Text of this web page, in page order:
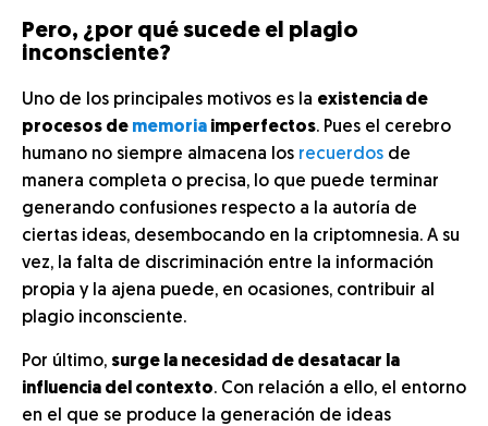
Pero, ¿por qué sucede el plagio
inconsciente?
Uno de los principales motivos es la existencia de
procesos de memoria imperfectos. Pues el cerebro
humano no siempre almacena los recuerdos de
manera completa o precisa, lo que puede terminar
generando confusiones respecto a la autoría de
ciertas ideas, desembocando en la criptomnesia. A su
vez, la falta de discriminación entre la información
propia y la ajena puede, en ocasiones, contribuir al
plagio inconsciente.
Por último, surge la necesidad de desatacar la
influencia del contexto. Con relación a ello, el entorno
en el que se produce la generación de ideas